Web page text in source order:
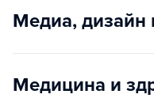
Медиа, дизайн
Медицина и